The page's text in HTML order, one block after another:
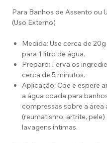
Para Banhos de Assento ou
(Uso Externo)
Medida: Use cerca de
para 1 litro de água.
Preparo: Ferva os
cerca de 5 minutos.
Aplicação: Coe e espere
a água coada para
compressas sobre a área
(reumatismo, artrite, pele)
lavagens íntimas.